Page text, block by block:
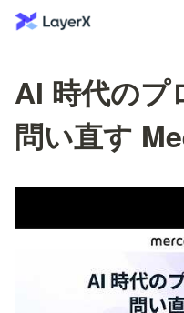
AI 時代のプ
問い直す